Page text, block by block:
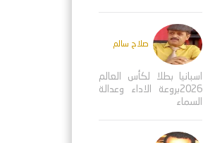
صلاح سالم
اسبانيا بطلا لكأس العالم
2026بروعة الاداء وعدالة
السماء